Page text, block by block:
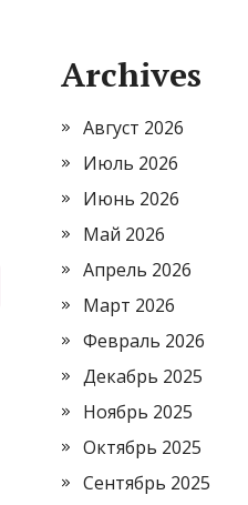
Archives
Август 2026
Июль 2026
Июнь 2026
Май 2026
Апрель 2026
Март 2026
Февраль 2026
Декабрь 2025
Ноябрь 2025
Октябрь 2025
Сентябрь 2025